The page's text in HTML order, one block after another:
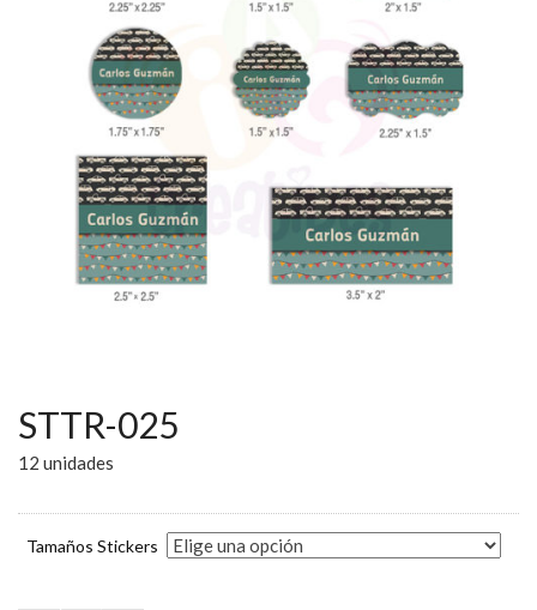
STTR-025
12 unidades
Tamaños Stickers